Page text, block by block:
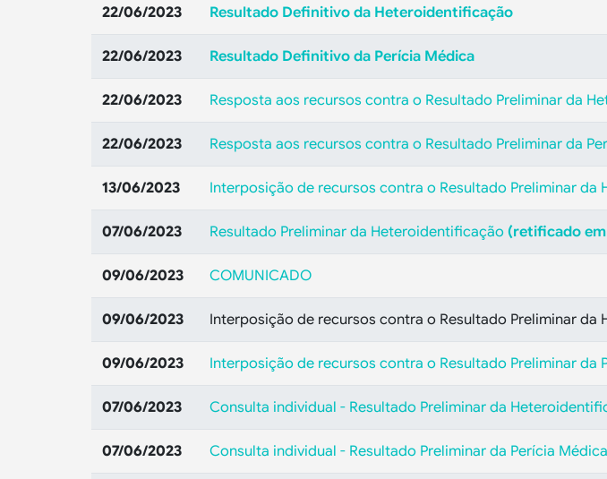
22/06/2023 Resultado Definitivo da Heteroidentificação
22/06/2023 Resultado Definitivo da Perícia Médica
22/06/2023 Resposta aos recursos contra o Resultado Preliminar da
22/06/2023 Resposta aos recursos contra o Resultado Preliminar da
13/06/2023 Interposição de recursos contra o Resultado Preliminar
07/06/2023 Resultado Preliminar da Heteroidentificação (retificado
09/06/2023 COMUNICADO
09/06/2023 Interposição de recursos contra o Resultado Preliminar da
09/06/2023 Interposição de recursos contra o Resultado Preliminar da
07/06/2023 Consulta individual - Resultado Preliminar da
07/06/2023 Consulta individual - Resultado Preliminar da Perícia Médica